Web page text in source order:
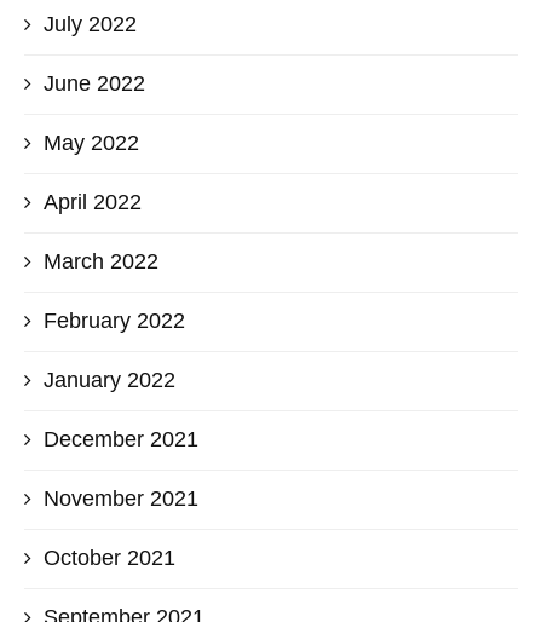
July 2022
June 2022
May 2022
April 2022
March 2022
February 2022
January 2022
December 2021
November 2021
October 2021
September 2021